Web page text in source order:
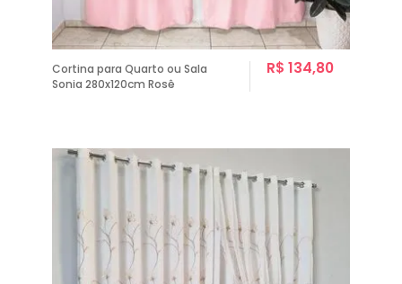
Cortina para Quarto ou Sala
Sonia 280x120cm Rosê
R$ 134,80